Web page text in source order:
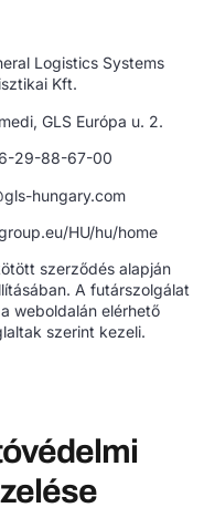
Logistics Systems
Kft.
GLS Európa u. 2.
29-88-67-00
hungary.com
HU/hu/home
szerződés alapján
A futárszolgálat
weboldalán elérhető
szerint kezeli.